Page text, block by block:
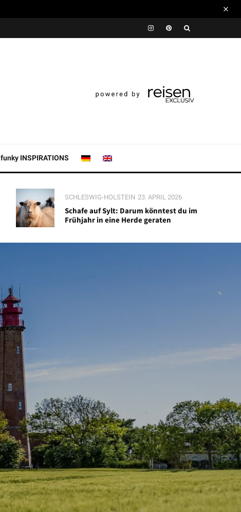
funky INSPIRATIONS
SCHLESWIG-HOLSTEIN 23. APRIL 2026
Schafe auf Sylt: Darum könntest du im
Frühjahr in eine Herde geraten